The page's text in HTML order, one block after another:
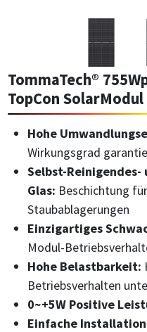
TommaTech®
TopCon SolarModul
Hohe
Wirkungsgrad
Selbst-
Glas: Beschichtung
Staubablagerungen
Einzigartiges
Modul-
Hohe Belastbarkeit:
Betriebsverhalten
0~+5W Positive
Einfache